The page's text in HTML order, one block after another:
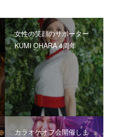
女性の笑顔のサポーター
KUMI OHARA 4周年
カラオケオフ会開催しま